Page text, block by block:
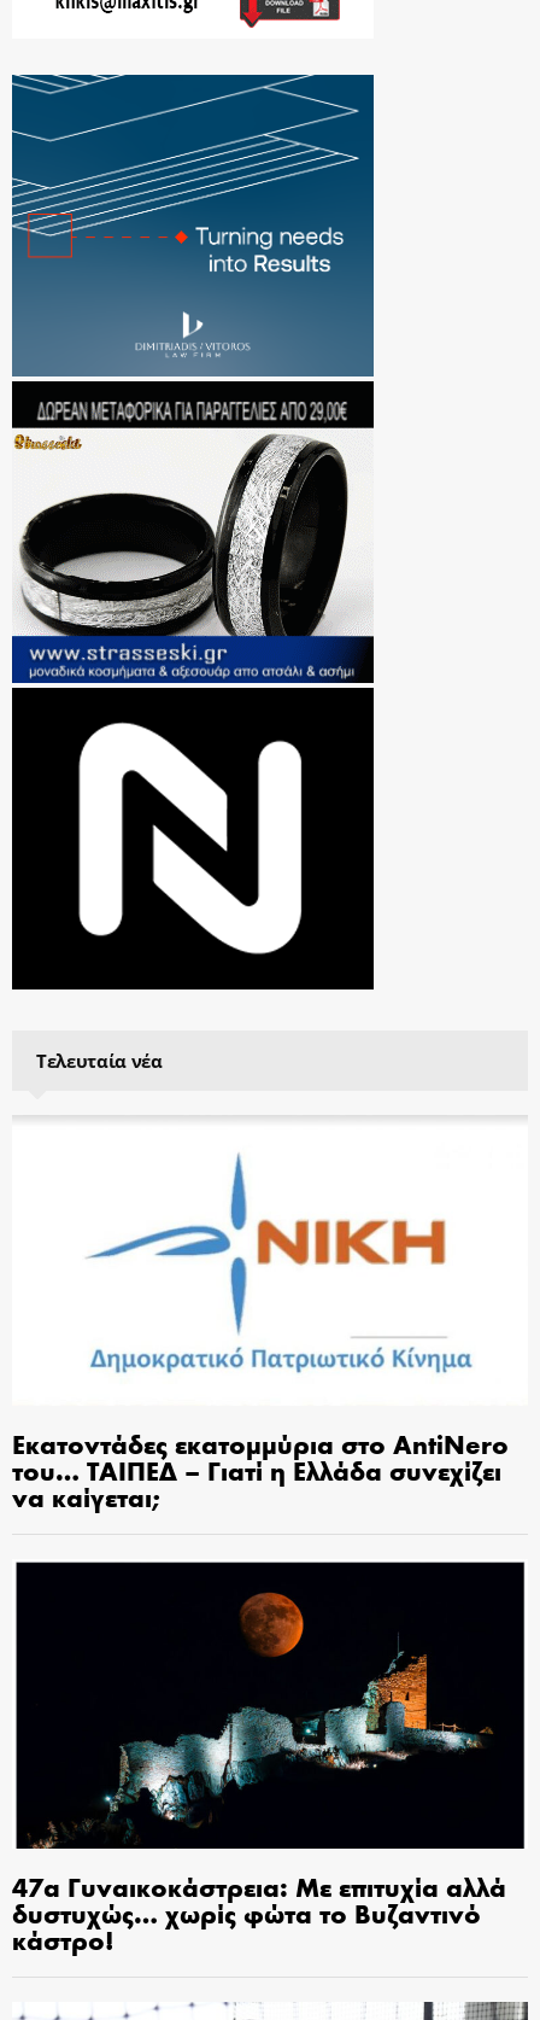
Τελευταία νέα
Εκατοντάδες εκατομμύρια στο AntiNero
του… ΤΑΙΠΕΔ – Γιατί η Ελλάδα συνεχίζει
να καίγεται;
47α Γυναικοκάστρεια: Με επιτυχία αλλά
δυστυχώς… χωρίς φώτα το Βυζαντινό
κάστρο!